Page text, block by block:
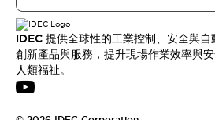
IDEC 提供全球性的工業控制、安全與
創新產品與服務，提升現場作業效率與
人類福祉。